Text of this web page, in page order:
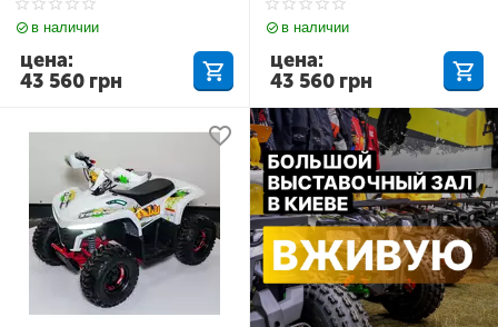
в наличии
43 560 грн
цена:
в наличии
43 560 грн
цена: